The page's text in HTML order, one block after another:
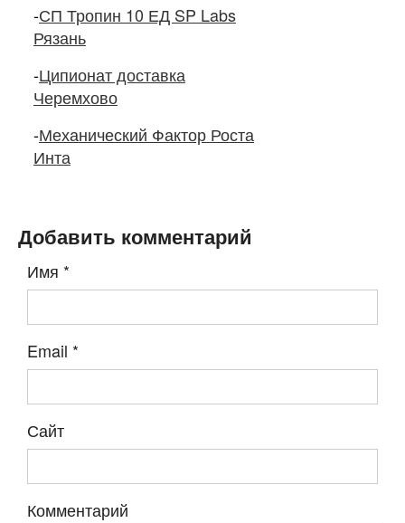
-СП Тропин 10 ЕД SP Labs
Рязань
-Ципионат доставка
Черемхово
-Механический Фактор Роста
Инта
Добавить комментарий
Имя *
Email *
Сайт
Комментарий